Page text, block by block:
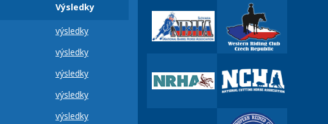
Výsledky
výsledky
výsledky
výsledky
výsledky
výsledky